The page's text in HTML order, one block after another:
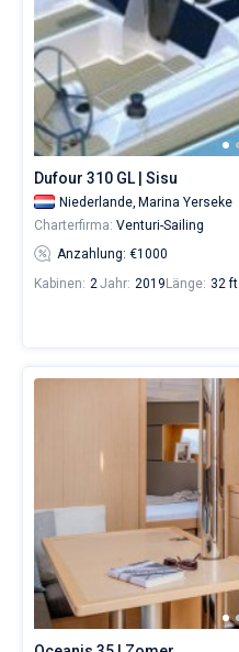
Dufour 310 GL | Sisu
Niederlande, Marina Yerseke
Charterfirma: Venturi-Sailing
Anzahlung: €1000
Kabinen: 2Jahr: 2019 Länge: 32 ft